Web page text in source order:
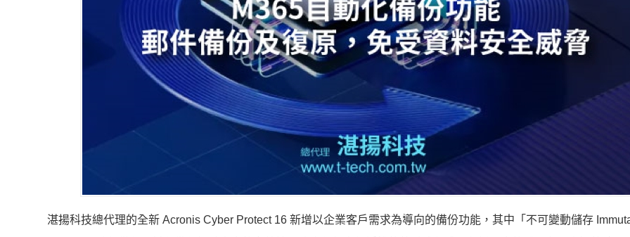
湛揚科技總代理的全新 Acronis Cyber Protect 16 新增以企業客戶需求為導向的備份功能，其中「不可變動儲存